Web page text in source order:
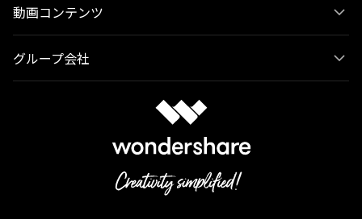
動画コンテンツ
グループ会社